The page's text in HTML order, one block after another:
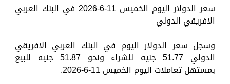
سعر الدولار اليوم الخميس 11-6-2026 في البنك العربي
الافريقي الدولي
وسجل سعر الدولار اليوم في البنك العربي الافريقي
الدولي 51.77 جنيه للشراء ونحو 51.87 جنيه للبيع
بمستهل تعاملات اليوم الخميس 11-6-2026.